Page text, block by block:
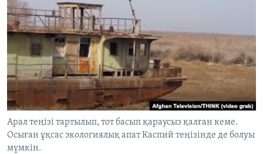
Русский
ЖАЗЫЛЫҢЫЗ
Басқа тілдерде
Арал теңізі тартылып, тот басып қараусыз қалған кеме.
Осыған ұқсас экологиялық апат Каспий теңізінде де болуы
мүмкін.